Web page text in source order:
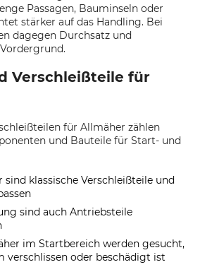
Passagen, Bauminseln oder
stärker auf das Handling. Bei
dagegen Durchsatz und
Verschleißteile für
für Allmäher zählen
und Bauteile für Start- und
sind klassische Verschleißteile und
sind auch Antriebsteile
im Startbereich werden gesucht,
verschlissen oder beschädigt ist